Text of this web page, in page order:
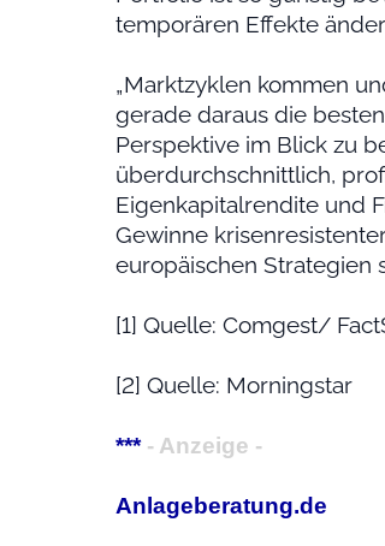
temporären Effekte
„Marktzyklen kommen
gerade daraus die
Perspektive im Blick zu
überdurchschnittlich,
Eigenkapitalrendite und
Gewinne
europäischen Strategien
[1] Quelle: Comgest/
[2] Quelle: Morningstar
*** - Anzeige -
Anlageberatung.de